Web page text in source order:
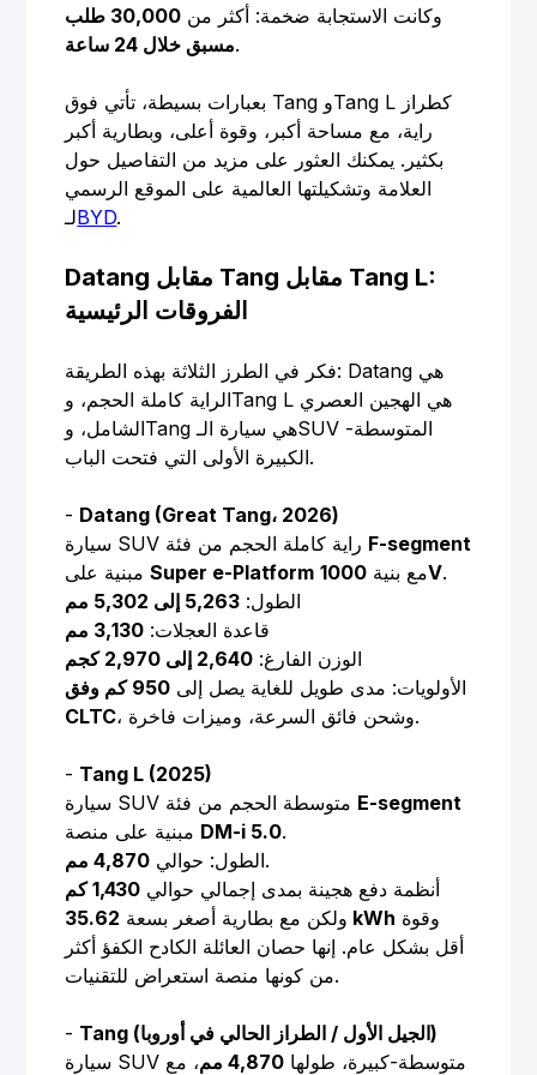
وكانت الاستجابة ضخمة: أكثر من
30,000 طلب
مسبق خلال 24 ساعة.
بعبارات بسيطة، تأتي فوق Tang وTang L كطراز
راية، مع مساحة أكبر، وقوة أعلى، وبطارية أكبر
بكثير. يمكنك العثور على مزيد من التفاصيل حول
العلامة وتشكيلتها العالمية على الموقع الرسمي
لـBYD.
Datang مقابل Tang مقابل Tang L:
الفروقات الرئيسية
فكر في الطرز الثلاثة بهذه الطريقة: Datang هي
الراية كاملة الحجم، وTang L هي الهجين العصري
الشامل، وTang هي سيارة الـSUV المتوسطة-
الكبيرة الأولى التي فتحت الباب.
- Datang (Great Tang، 2026)
F-segment
مبنية علىSuper e-Platform مع بنية1000V.
الطول: 5,263 إلى 5,302 مم
قاعدة العجلات: 3,130 مم
الوزن الفارغ: 2,640 إلى 2,970 كجم
الأولويات: مدى طويل للغاية يصل إلى
950 كم وفق
CLTC
، وشحن فائق السرعة، وميزات فاخرة.
- Tang L (2025)
E-segment
DM-i 5.0.
الطول: حوالي 4,870 مم
.
أنظمة دفع هجينة بمدى إجمالي حوالي 1,430 كم
ولكن مع بطارية أصغر بسعة 35.62 kWh
أقل بشكل عام. إنها حصان العائلة الكادح الكفؤ أكثر
من كونها منصة استعراض للتقنيات.
-
Tang (الجيل الأول / الطراز الحالي في أوروبا)
سيارة SUV متوسطة-كبيرة، طولها 4,870 مم
، مع